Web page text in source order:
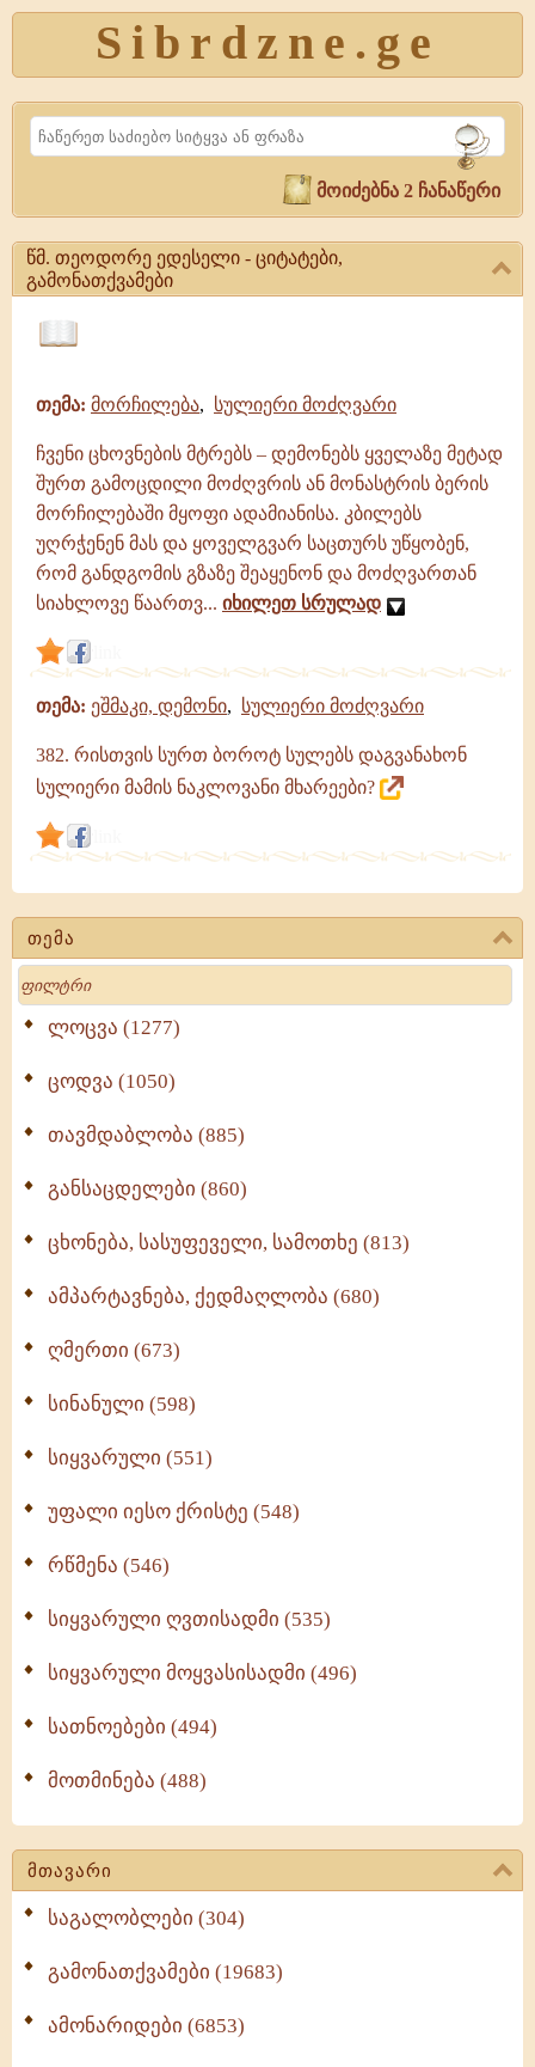
Sibrdzne.ge
Search
მოიძებნა 2 ჩანაწერი
თემა
Search
ლოცვა (1277)
ცოდვა (1050)
თავმდაბლობა (885)
განსაცდელები (860)
ცხონება, სასუფეველი, სამოთხე (813)
ამპარტავნება, ქედმაღლობა (680)
ღმერთი (673)
სინანული (598)
სიყვარული (551)
უფალი იესო ქრისტე (548)
რწმენა (546)
სიყვარული ღვთისადმი (535)
სიყვარული მოყვასისადმი (496)
სათნოებები (494)
მოთმინება (488)
მთავარი
საგალობლები (304)
გამონათქვამები (19683)
ამონარიდები (6853)
წმ. თეოდორე ედესელი - ციტატები,
გამონათქვამები
თეოდორე
ციტატები,
გამონათქვამები
თეოდორე
ედესელი
გამონათქვამები
გამონათქვამები
თემა: მორჩილება, სულიერი მოძღვარი
ჩვენი ცხოვნების მტრებს – დემონებს ყველაზე მეტად
შურთ გამოცდილი მოძღვრის ან მონასტრის ბერის
მორჩილებაში მყოფი ადამიანისა. კბილებს
უღრჭენენ მას და ყოველგვარ საცთურს უწყობენ,
რომ განდგომის გზაზე შეაყენონ და მოძღვართან
სიახლოვე წაართვ... იხილეთ სრულად
თემა: ეშმაკი, დემონი, სულიერი მოძღვარი
382. რისთვის სურთ ბოროტ სულებს დაგვანახონ
სულიერი მამის ნაკლოვანი მხარეები?